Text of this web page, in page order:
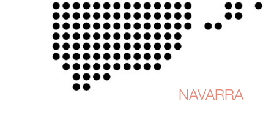
NAVARRA